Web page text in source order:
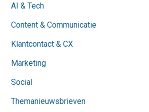
AI & Tech
Content & Communicatie
Klantcontact & CX
Marketing
Social
Themanieuwsbrieven